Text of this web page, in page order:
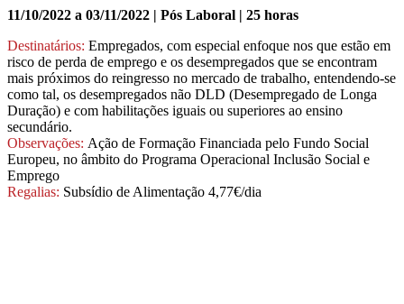
11/10/2022 a 03/11/2022 | Pós Laboral | 25 horas
Destinatários: Empregados, com especial enfoque nos que estão em
risco de perda de emprego e os desempregados que se encontram
mais próximos do reingresso no mercado de trabalho, entendendo‐se
como tal, os desempregados não DLD (Desempregado de Longa
Duração) e com habilitações iguais ou superiores ao ensino
secundário.
Observações: Ação de Formação Financiada pelo Fundo Social
Europeu, no âmbito do Programa Operacional Inclusão Social e
Emprego
Regalias: Subsídio de Alimentação 4,77€/dia